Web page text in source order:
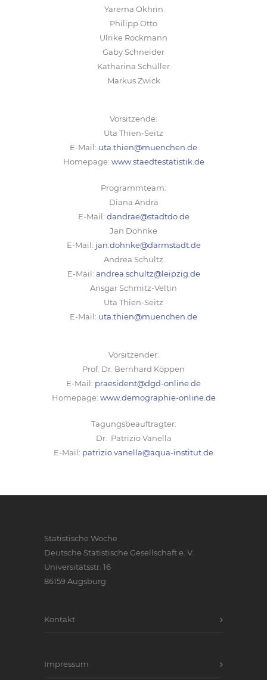
Yarema Okhrin
Philipp Otto
Ulrike Rockmann
Gaby Schneider
Katharina Schüller
Markus Zwick
Vorsitzende:
Uta Thien-Seitz
E-Mail: uta.thien@muenchen.de
Homepage: www.staedtestatistik.de
Programmteam:
Diana Andrä
E-Mail: dandrae@stadtdo.de
Jan Dohnke
E-Mail: jan.dohnke@darmstadt.de
Andrea Schultz
E-Mail: andrea.schultz@leipzig.de
Ansgar Schmitz-Veltin
Uta Thien-Seitz
E-Mail: uta.thien@muenchen.de
Vorsitzender:
Prof. Dr. Bernhard Köppen
E-Mail: praesident@dgd-online.de
Homepage: www.demographie-online.de
Tagungsbeauftragter:
Dr. Patrizio Vanella
E-Mail: patrizio.vanella@aqua-institut.de
Statistische Woche
Deutsche Statistische Gesellschaft e. V.
Universitätsstr. 16
86159 Augsburg
Kontakt
Impressum